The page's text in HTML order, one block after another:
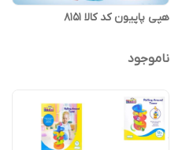
هپی پاپیون کد کالا ۸۱۵۱
ناموجود